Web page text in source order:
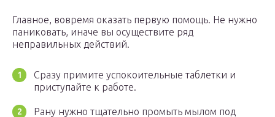
Главное, вовремя оказать первую помощь. Не нужно
паниковать, иначе вы осуществите ряд
неправильных действий.
Сразу примите успокоительные таблетки и
приступайте к работе.
Рану нужно тщательно промыть мылом под